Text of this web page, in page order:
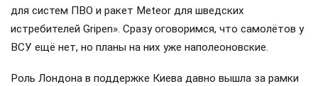
для систем ПВО и ракет Meteor для шведских
истребителей Gripen». Сразу оговоримся, что самолётов у
ВСУ ещё нет, но планы на них уже наполеоновские.
Роль Лондона в поддержке Киева давно вышла за рамки